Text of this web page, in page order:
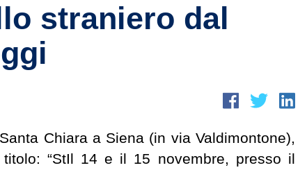
straniero dal
Chiara a Siena (in via Valdimontone),
“StIl 14 e il 15 novembre, presso il